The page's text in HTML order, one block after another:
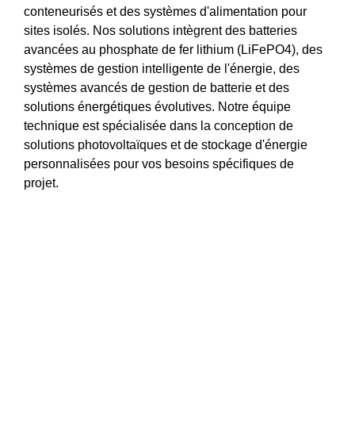
conteneurisés et des systèmes d'alimentation pour
sites isolés. Nos solutions intègrent des batteries
avancées au phosphate de fer lithium (LiFePO4), des
systèmes de gestion intelligente de l'énergie, des
systèmes avancés de gestion de batterie et des
solutions énergétiques évolutives. Notre équipe
technique est spécialisée dans la conception de
solutions photovoltaïques et de stockage d'énergie
personnalisées pour vos besoins spécifiques de
projet.